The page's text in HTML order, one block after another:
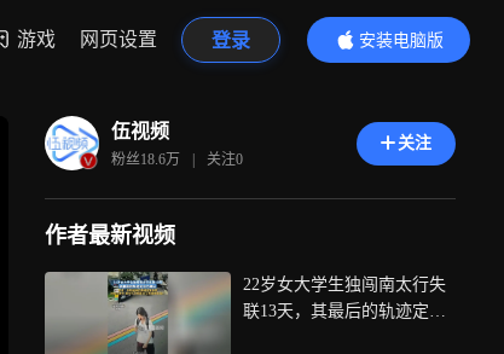
游戏 网页设置 登录
安装电脑版
内容更精彩
伍视频
粉丝18.6万 | 关注0
关注
作者最新视频
22岁女大学生独闯南太行失
联13天，其最后的轨迹定位